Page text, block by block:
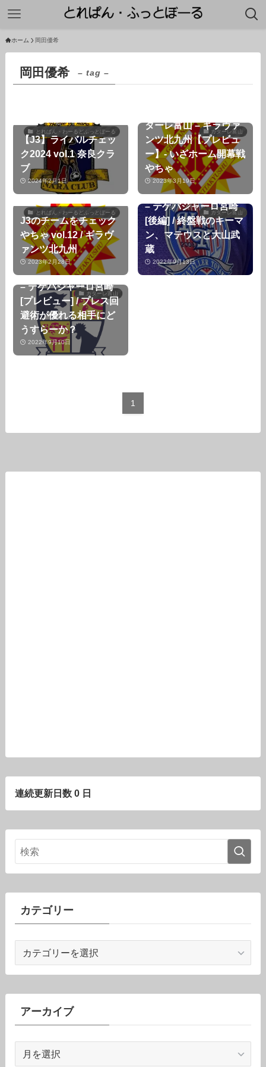
ホーム 岡田優希
岡田優希 – tag –
とれぱん・わーるどふっとぼーる
【J3】ライバルチェッ
ク2024 vol.1 奈良クラ
ブ
2024年2月1日
カターレ富山
ターレ富山 – ギラヴァ
ンツ北九州【プレビュ
ー】- いざホーム開幕戦
やちゃ
2023年3月19日
とれぱん・わーるどふっとぼーる
J3のチームをチェック
やちゃ vol.12 / ギラヴ
ァンツ北九州
2023年2月28日
カターレ富山
J3第24節 カターレ富山
– テゲバジャーロ宮崎
[後編] / 終盤戦のキーマ
ン、マテウスと大山武
蔵
2022年9月13日
カターレ富山
J3第24節 カターレ富山
– テゲバジャーロ宮崎
[プレビュー] / プレス回
避術が優れる相手にど
うすらーか？
2022年9月10日
1
連続更新日数 0 日
カテゴリー
ゴ
リ
ーアーカイブ